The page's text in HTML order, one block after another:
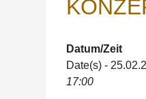
Datum/Zeit
Date(s) -
17:00